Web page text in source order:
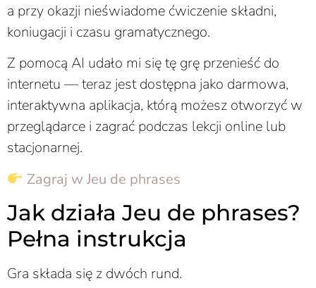
a przy okazji nieświadome ćwiczenie składni,
koniugacji i czasu gramatycznego.
Z pomocą AI udało mi się tę grę przenieść do
internetu — teraz jest dostępna jako darmowa,
interaktywna aplikacja, którą możesz otworzyć w
przeglądarce i zagrać podczas lekcji online lub
stacjonarnej.
Zagraj w Jeu de phrases
Jak działa Jeu de phrases?
Pełna instrukcja
Gra składa się z dwóch rund.